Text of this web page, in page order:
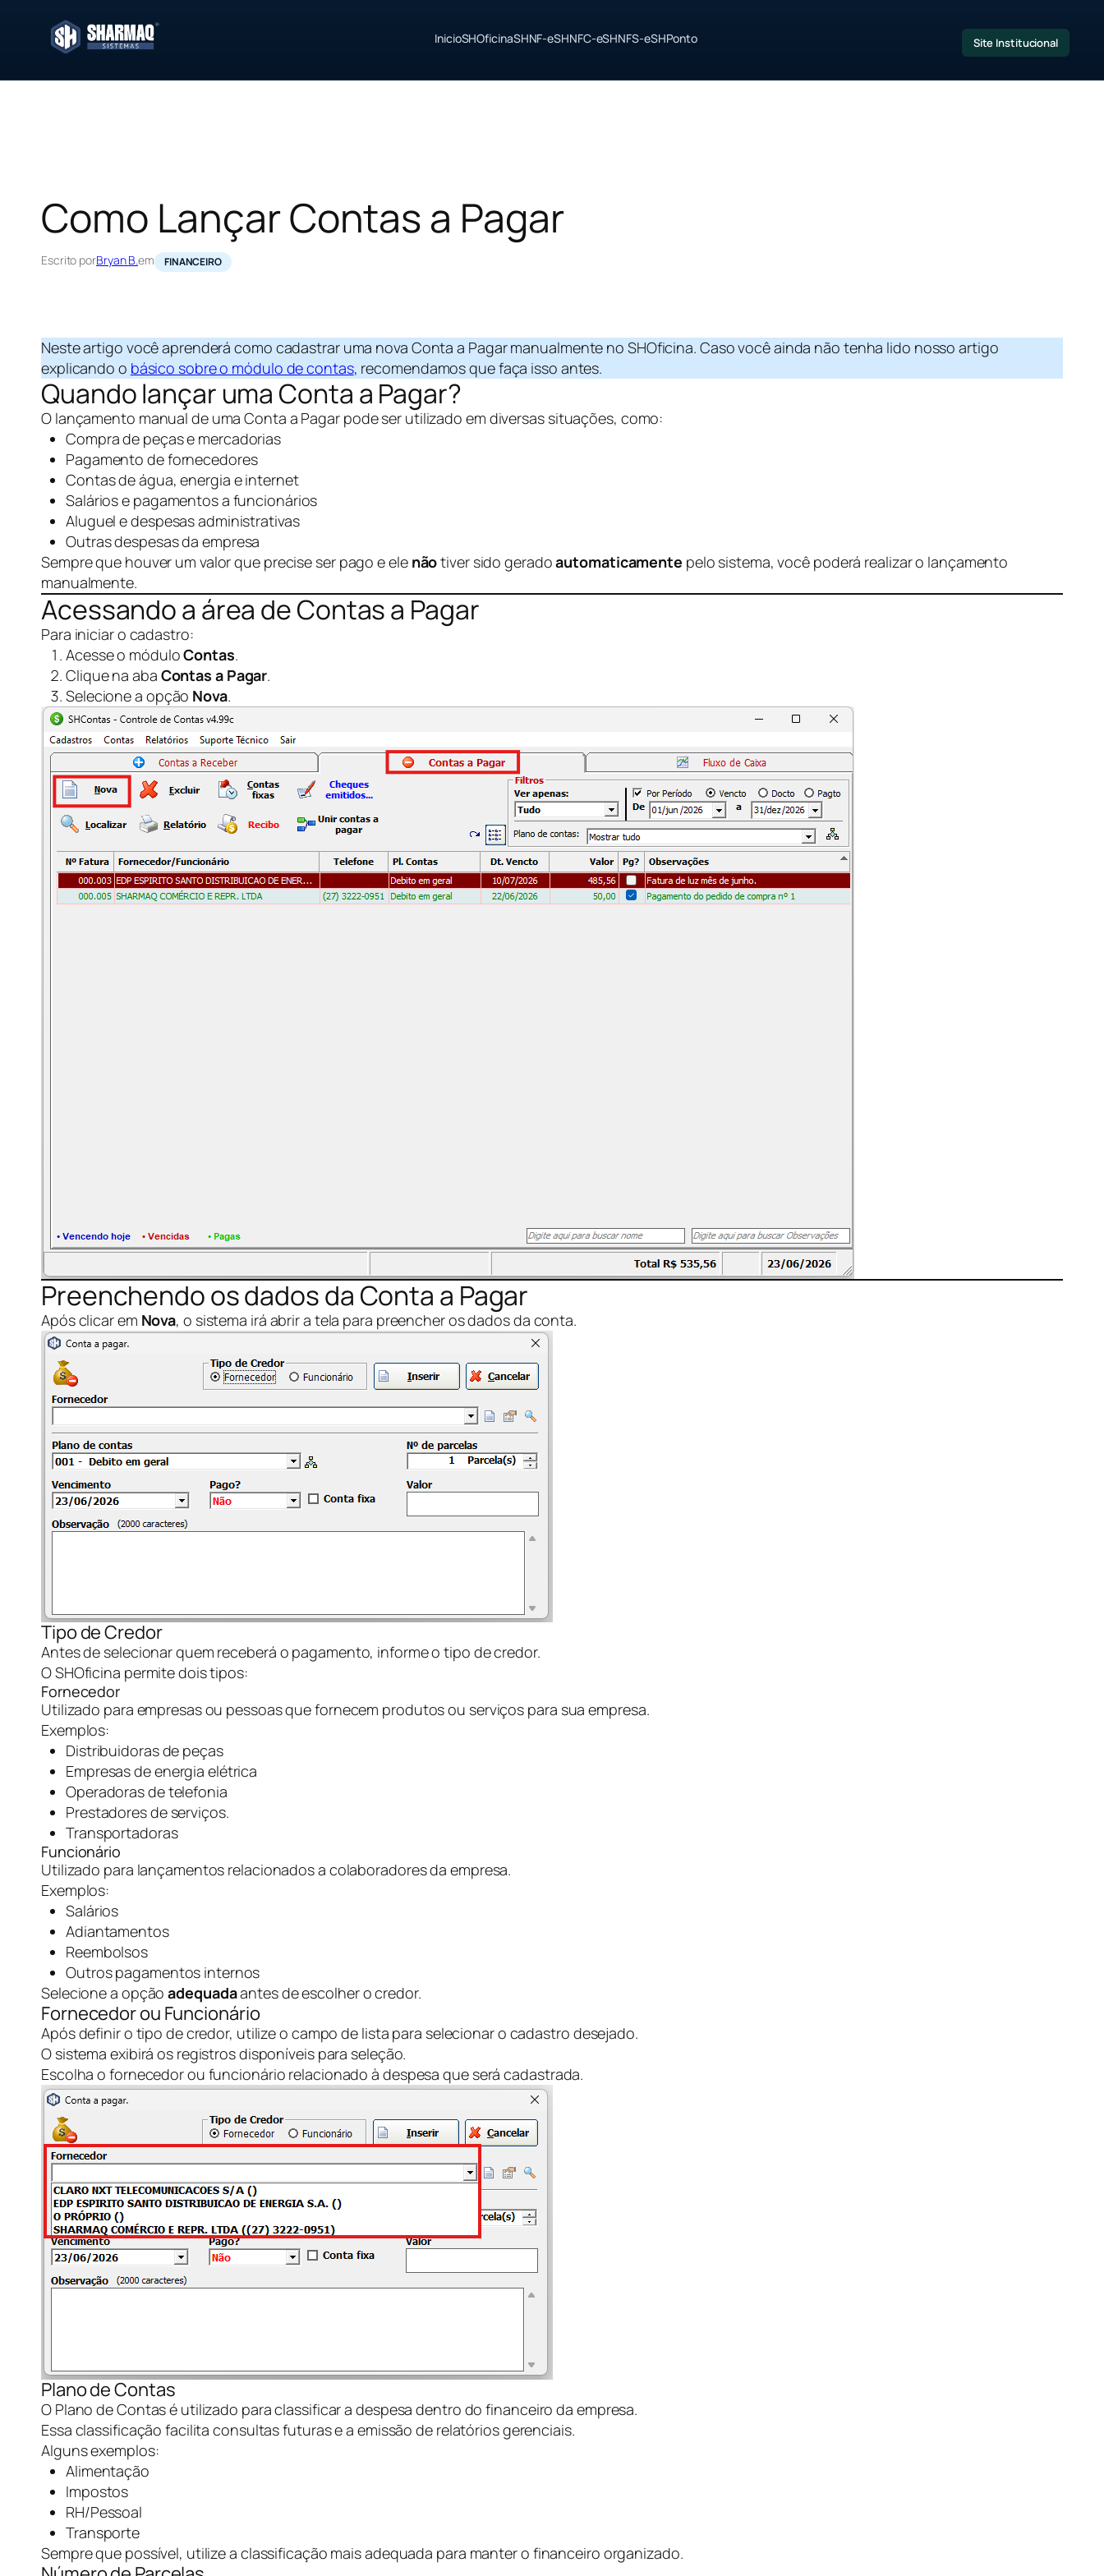
conteúdo
InicioSHOficinaSHNF-eSHNFC-eSHNFS-eSHPonto Site Institucional
Como Lançar Contas a Pagar
Escrito porBryan B.em FINANCEIRO
Neste artigo você aprenderá como cadastrar uma nova Conta a Pagar manualmente no SHOficina. Caso você ainda não tenha lido nosso artigo
explicando o básico sobre o módulo de contas, recomendamos que faça isso antes.
Quando lançar uma Conta a Pagar?
O lançamento manual de uma Conta a Pagar pode ser utilizado em diversas situações, como:
Compra de peças e mercadorias
Pagamento de fornecedores
Contas de água, energia e internet
Salários e pagamentos a funcionários
Aluguel e despesas administrativas
Outras despesas da empresa
Sempre que houver um valor que precise ser pago e ele nãotiver sido geradoautomaticamente pelo sistema, você poderá realizar o lançamento
manualmente.
Acessando a área de Contas a Pagar
Para iniciar o cadastro:
Acesse o móduloContas.
Clique na aba Contas a Pagar.
Selecione a opção Nova.
Preenchendo os dados da Conta a Pagar
Após clicar em Nova, o sistema irá abrir a tela para preencher os dados da conta.
Tipo de Credor
Antes de selecionar quem receberá o pagamento, informe o tipo de credor.
O SHOficina permite dois tipos:
Fornecedor
Utilizado para empresas ou pessoas que fornecem produtos ou serviços para sua empresa.
Exemplos:
Distribuidoras de peças
Empresas de energia elétrica
Operadoras de telefonia
Prestadores de serviços.
Transportadoras
Funcionário
Utilizado para lançamentos relacionados a colaboradores da empresa.
Exemplos:
Salários
Adiantamentos
Reembolsos
Outros pagamentos internos
Selecione a opçãoadequadaantes de escolher o credor.
Fornecedor ou Funcionário
Após definir o tipo de credor, utilize o campo de lista para selecionar o cadastro desejado.
O sistema exibirá os registros disponíveis para seleção.
Escolha o fornecedor ou funcionário relacionado à despesa que será cadastrada.
Plano de Contas
O Plano de Contas é utilizado para classificar a despesa dentro do financeiro da empresa.
Essa classificação facilita consultas futuras e a emissão de relatórios gerenciais.
Alguns exemplos:
Alimentação
Impostos
RH/Pessoal
Transporte
Sempre que possível, utilize a classificação mais adequada para manter o financeiro organizado.